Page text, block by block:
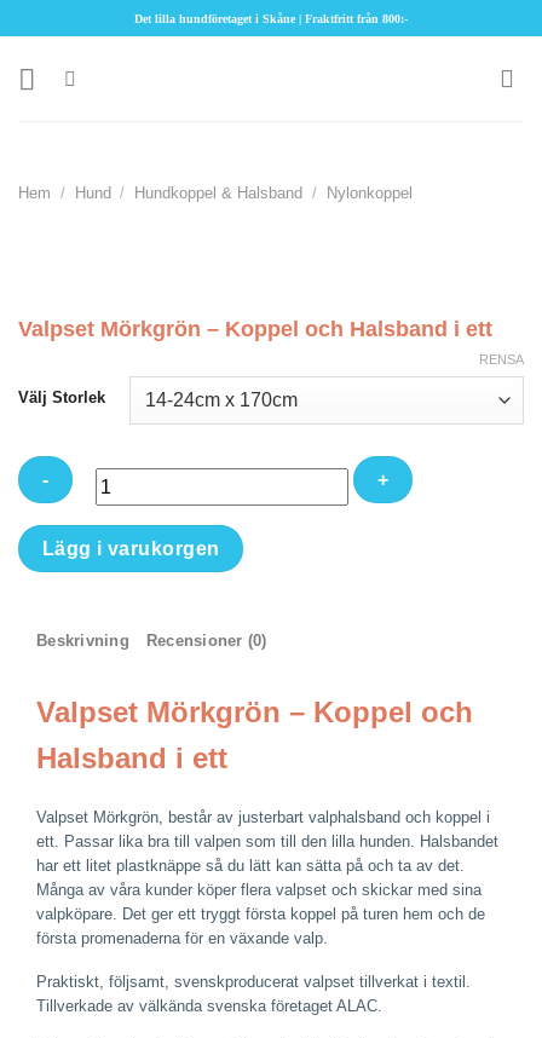
content
Det lilla hundföretaget i Skåne | Fraktfritt från 800:-
Hem / Hund / Hundkoppel & Halsband / Nylonkoppel
Valpset Mörkgrön – Koppel och Halsband i ett
Välj Storlek
RENSA
Valpset
Mörkgrön
och
mängd
Lägg i varukorgen
Beskrivning Recensioner (0)
Valpset Mörkgrön – Koppel och
Halsband i ett
Valpset Mörkgrön, består av justerbart valphalsband och koppel i
ett. Passar lika bra till valpen som till den lilla hunden. Halsbandet
har ett litet plastknäppe så du lätt kan sätta på och ta av det.
Många av våra kunder köper flera valpset och skickar med sina
valpköpare. Det ger ett tryggt första koppel på turen hem och de
första promenaderna för en växande valp.
Praktiskt, följsamt, svenskproducerat valpset tillverkat i textil.
Tillverkade av välkända svenska företaget ALAC.